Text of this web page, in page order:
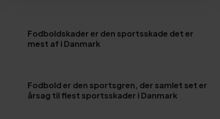
Fodboldskader er den sportsskade det er
mest af i Danmark
Fodbold er den sportsgren, der samlet set er
årsag til flest sportsskader i Danmark